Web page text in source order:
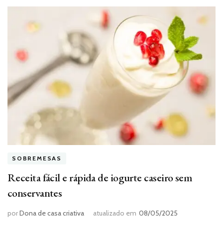
SOBREMESAS
Receita fácil e rápida de iogurte caseiro sem
conservantes
porDona de casa criativa atualizado em 08/05/2025